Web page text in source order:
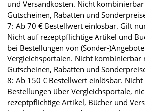
und Versandkosten. Nicht
Gutscheinen, Rabatten und
7: Ab 70 € Bestellwert einlösbar. Gilt
Nicht auf rezeptpflichtige Artikel und
bei Bestellungen von (Sonder-
Vergleichsportalen. Nicht kombinierbar
Gutscheinen, Rabatten und
8: Ab 150 € Bestellwert einlösbar. Nicht
Bestellungen über Vergleichsportale,
rezeptpflichtige Artikel, Bücher und